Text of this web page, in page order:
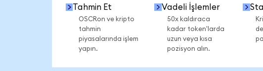
Tahmin Et
OSCRon ve kripto
tahmin
piyasalarında işlem
yapın.
Vadeli İşlemler
50x kaldıraca
kadar token'larda
uzun veya kısa
pozisyon alın.